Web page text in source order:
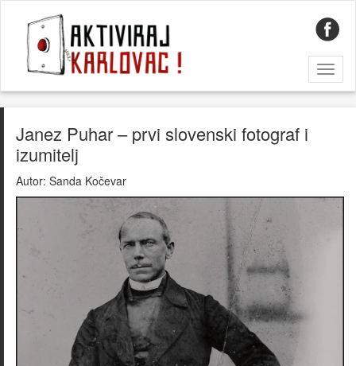
Janez Puhar – prvi slovenski fotograf i
izumitelj
Autor: Sanda Kočevar